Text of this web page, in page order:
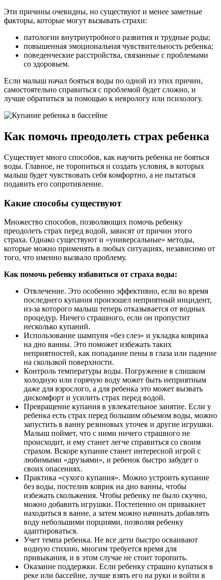
Эти причины очевидны, но существуют и менее заметные
факторы, которые могут вызывать страхи:
патологии внутриутробного развития и трудные роды;
повышенная эмоциональная чувствительность ребенка;
поведенческие расстройства, связанные с проблемами
со здоровьем.
Если малыш начал бояться воды по одной из этих причин,
самостоятельно справиться с проблемой будет сложно, и
лучше обратиться за помощью к неврологу или психологу.
Как помочь преодолеть страх ребенка
Существует много способов, как научить ребенка не бояться
воды. Главное, не торопиться и создать условия, в которых
малыш будет чувствовать себя комфортно, а не пытаться
подавить его сопротивление.
Какие способы существуют
Множество способов, позволяющих помочь ребенку
преодолеть страх перед водой, зависят от причин этого
страха. Однако существуют и «универсальные» методы,
которые можно применять в любых ситуациях, независимо от
того, что именно вызвало проблему.
Как помочь ребенку избавиться от страха воды:
Отвлечение. Это особенно эффективно, если во время
последнего купания произошел неприятный инцидент,
из-за которого малыш теперь отказывается от водных
процедур. Ничего страшного, если он пропустит
несколько купаний.
Использование шампуня «без слез» и укладка коврика
на дно ванны. Это поможет избежать таких
неприятностей, как попадание пены в глаза или падение
на скользкой поверхности.
Контроль температуры воды. Погружение в слишком
холодную или горячую воду может быть неприятным
даже для взрослого, а для ребенка это может вызвать
дискомфорт и усилить страх перед водой.
Превращение купания в увлекательное занятие. Если у
ребенка есть страх перед большим объемом воды, можно
запустить в ванну резиновых уточек и другие игрушки.
Малыш поймет, что с ними ничего страшного не
происходит, и ему станет легче справиться со своим
страхом. Вскоре купание станет интересной игрой с
любимыми «друзьями», и ребенок быстро забудет о
своих опасениях.
Практика «сухого купания». Можно устроить купание
без воды, постелив коврик на дно ванны, чтобы
избежать скольжения. Чтобы ребенку не было скучно,
можно добавить игрушки. Постепенно он привыкнет
находиться в ванне, а затем можно начинать добавлять
воду небольшими порциями, позволяя ребенку
адаптироваться.
Учет темпа ребенка. Не все дети быстро осваивают
водную стихию, многим требуется время для
привыкания, и в этом случае не стоит торопить.
Оказание поддержки. Если ребенку страшно купаться в
реке или бассейне, лучше взять его на руки и войти в